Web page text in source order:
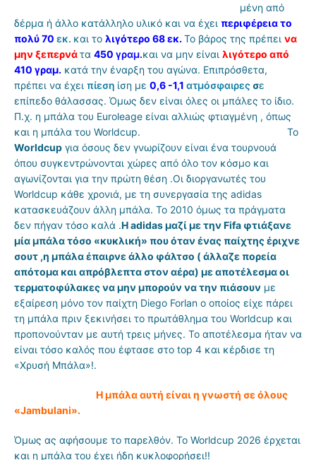
μένη από
δέρμα ή άλλο κατάλληλο υλικό και να έχει περιφέρεια το
πολύ70 εκ. και το λιγότερο 68 εκ.Το βάρος της πρέπει να
μην ξεπερνάτα 450 γραμ.και να μην είναι λιγότερο από
410 γραμ. κατά την έναρξη του αγώνα. Επιπρόσθετα,
πρέπει να έχει πίεση ίση με 0,6 -1,1 ατμόσφαιρες σε
επίπεδο θάλασσας. Όμως δεν είναι όλες οι μπάλες το ίδιο.
Π.χ. η μπάλα του Εuroleage είναι αλλιώς φτιαγμένη , όπως
και η μπάλα του Worldcup. To
Worldcup για όσους δεν γνωρίζουν είναι ένα τουρνουά
όπου συγκεντρώνονται χώρες από όλο τον κόσμο και
αγωνίζονται για την πρώτη θέση .Οι διοργανωτές του
Worldcup κάθε χρονιά, με τη συνεργασία της adidas
κατασκευάζουν άλλη μπάλα. Το 2010 όμως τα πράγματα
δεν πήγαν τόσο καλά .Η adidas μαζί με την Fifa φτιάξανε
μία μπάλα τόσο «κυκλική» που όταν ένας παίχτης έριχνε
σουτ ,η μπάλα έπαιρνε άλλο φάλτσο ( άλλαζε πορεία
απότομα και απρόβλεπτα στον αέρα) με αποτέλεσμα οι
τερματοφύλακες να μην μπορούν να την πιάσουν με
εξαίρεση μόνο τον παίχτη Diego Forlan ο οποίος είχε πάρει
τη μπάλα πριν ξεκινήσει το πρωτάθλημα του Worldcup και
προπονούνταν με αυτή τρεις μήνες. Το αποτέλεσμα ήταν να
είναι τόσο καλός που έφτασε στο top 4 και κέρδισε τη
«Χρυσή Μπάλα»!.
Η μπάλα αυτή είναι η γνωστή σε όλους
«Jambulani».
Όμως ας αφήσουμε το παρελθόν. Το Worldcup 2026 έρχεται
και η μπάλα του έχει ήδη κυκλοφορήσει!!